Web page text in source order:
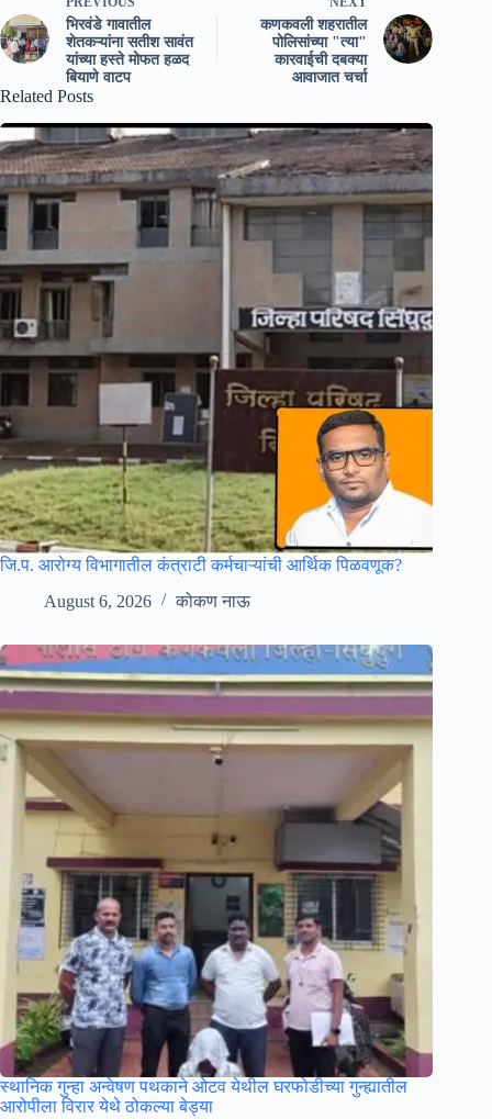
भिरवंडे गावातील
शेतकऱ्यांना सतीश सावंत
यांच्या हस्ते मोफत हळद
बियाणे वाटप
कणकवली शहरातील
पोलिसांच्या "त्या"
कारवाईची दबक्या
आवाजात चर्चा
Related Posts
जि.प. आरोग्य विभागातील कंत्राटी कर्मचाऱ्यांची आर्थिक पिळवणूक?
August 6, 2026
कोकण नाऊ
स्थानिक गुन्हा अन्वेषण पथकाने ओटव येथील घरफोडीच्या गुन्ह्यातील
आरोपीला विरार येथे ठोकल्या बेड्या